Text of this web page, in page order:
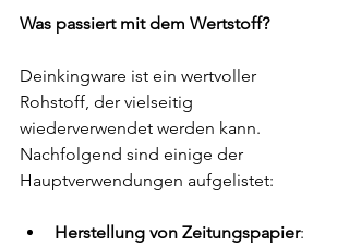
Was passiert mit dem Wertstoff?
Deinkingware ist ein wertvoller
Rohstoff, der vielseitig
wiederverwendet werden kann.
Nachfolgend sind einige der
Hauptverwendungen aufgelistet:
Herstellung von Zeitungspapier: